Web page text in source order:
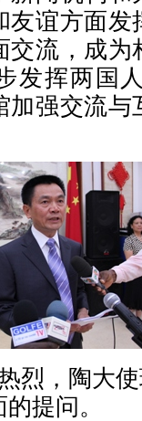
友谊方面
交流，成
发挥两国
加强交流
烈，陶大
提问。